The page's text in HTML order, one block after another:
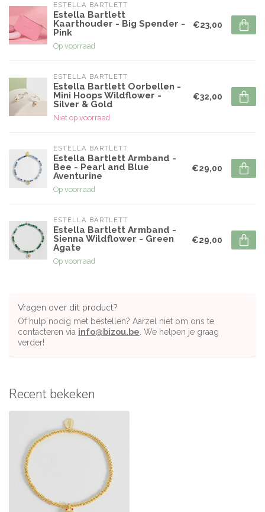
ESTELLA BARTLETT
Estella Bartlett
Kaarthouder - Big Spender -
Pink
Op voorraad
€23,00
ESTELLA BARTLETT
Estella Bartlett Oorbellen -
Mini Hoops Wildflower -
Silver & Gold
Niet op voorraad
€32,00
ESTELLA BARTLETT
Estella Bartlett Armband -
Bee - Pearl and Blue
Aventurine
Op voorraad
€29,00
ESTELLA BARTLETT
Estella Bartlett Armband -
Sienna Wildflower - Green
Agate
Op voorraad
€29,00
Vragen over dit product?
Of hulp nodig met bestellen? Aarzel niet om ons te
contacteren via info@bizou.be . We helpen je graag
verder!
Recent bekeken